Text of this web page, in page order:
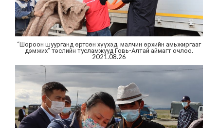
“Шороон шуурганд өртсөн хүүхэд, малчин өрхийн амьжиргааг
дэмжих” төслийн тусламжууд Говь-Алтай аймагт очлоо.
2021.08.26